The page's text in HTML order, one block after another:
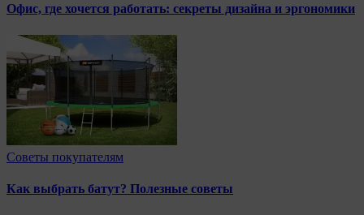
Офис, где хочется работать: секреты дизайна и эргономики
Советы покупателям
Как выбрать батут? Полезные советы